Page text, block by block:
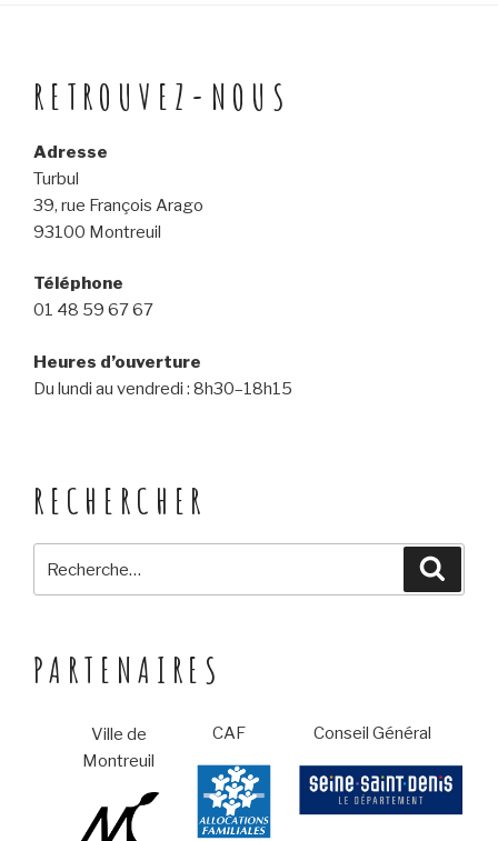
RETROUVEZ-NOUS
Adresse
Turbul
39, rue François Arago
93100 Montreuil
Téléphone
01 48 59 67 67
Heures d’ouverture
Du lundi au vendredi : 8h30–18h15
RECHERCHER
pour
PARTENAIRES
Ville de
Montreuil
CAF Conseil Général